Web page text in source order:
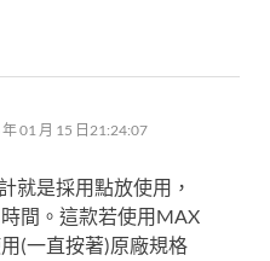
01 月 15 日21:24:07
就是採用點放使用，
間。這款若使用MAX
(一直按著)原廠規格